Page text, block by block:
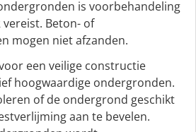
is voorbehandeling
vereist. Beton- of
mogen niet afzanden.
een veilige constructie
hoogwaardige ondergronden.
of de ondergrond geschikt
aan te bevelen.